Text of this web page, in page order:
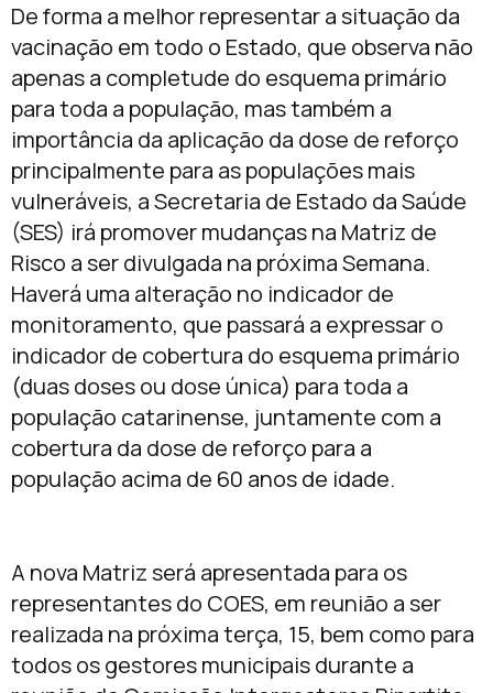
De forma a melhor representar a situação da
vacinação em todo o Estado, que observa não
apenas a completude do esquema primário
para toda a população, mas também a
importância da aplicação da dose de reforço
principalmente para as populações mais
vulneráveis, a Secretaria de Estado da Saúde
(SES) irá promover mudanças na Matriz de
Risco a ser divulgada na próxima Semana.
Haverá uma alteração no indicador de
monitoramento, que passará a expressar o
indicador de cobertura do esquema primário
(duas doses ou dose única) para toda a
população catarinense, juntamente com a
cobertura da dose de reforço para a
população acima de 60 anos de idade.
A nova Matriz será apresentada para os
representantes do COES, em reunião a ser
realizada na próxima terça, 15, bem como para
todos os gestores municipais durante a